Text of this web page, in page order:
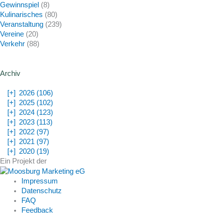
Gewinnspiel (8)
Kulinarisches (80)
Veranstaltung (239)
Vereine (20)
Verkehr (88)
Archiv
[+]
2026 (106)
[+]
2025 (102)
[+]
2024 (123)
[+]
2023 (113)
[+]
2022 (97)
[+]
2021 (97)
[+]
2020 (19)
Ein Projekt der
Impressum
Datenschutz
FAQ
Feedback